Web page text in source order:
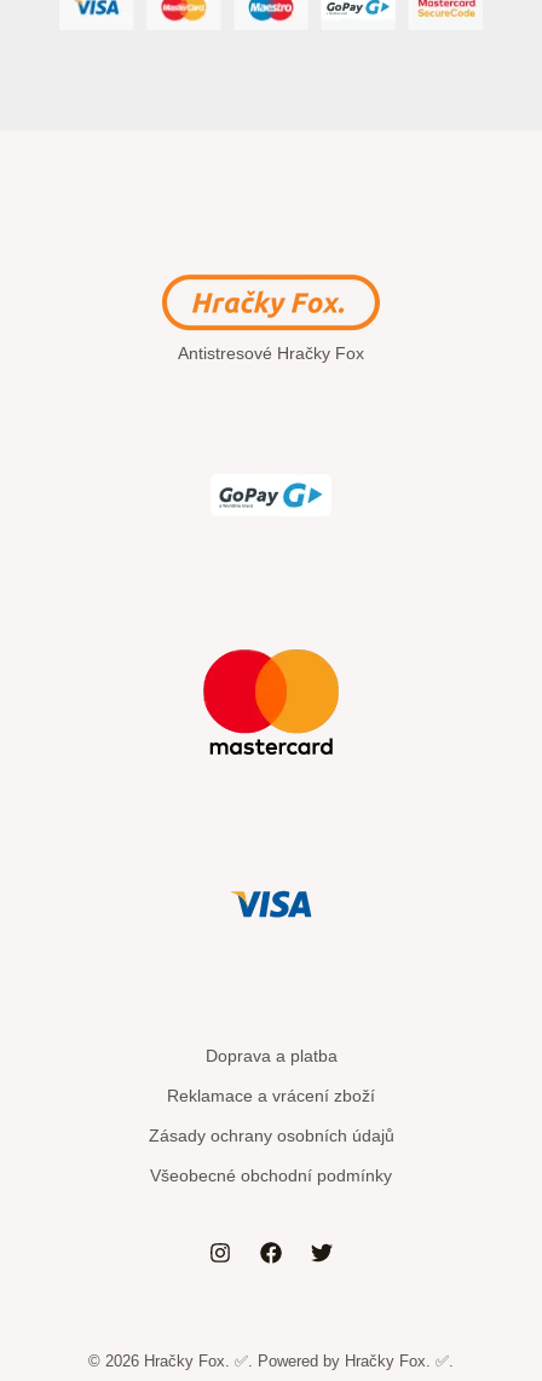
Antistresové Hračky Fox
Doprava a platba
Reklamace a vrácení zboží
Zásady ochrany osobních údajů
Všeobecné obchodní podmínky
© 2026 Hračky Fox. ✅. Powered by Hračky Fox. ✅.